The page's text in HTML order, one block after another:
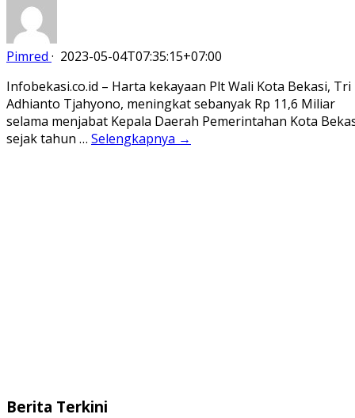
Pimred · 2023-05-04T07:35:15+07:00
Infobekasi.co.id – Harta kekayaan Plt Wali Kota Bekasi, Tri
Adhianto Tjahyono, meningkat sebanyak Rp 11,6 Miliar
selama menjabat Kepala Daerah Pemerintahan Kota
sejak tahun … Selengkapnya →
Berita Terkini